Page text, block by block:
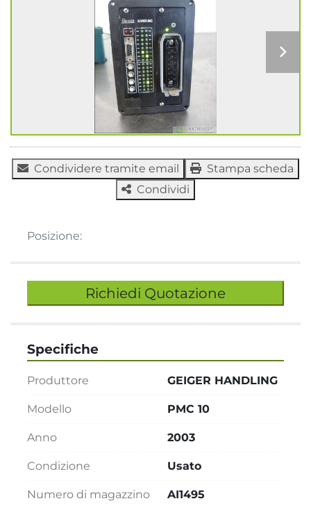
Condividere tramite email
Stampa scheda
Condividi
Posizione:
Richiedi Quotazione
Specifiche
Produttore GEIGER HANDLING
Modello PMC 10
Anno 2003
Condizione Usato
Numero di magazzino AI1495